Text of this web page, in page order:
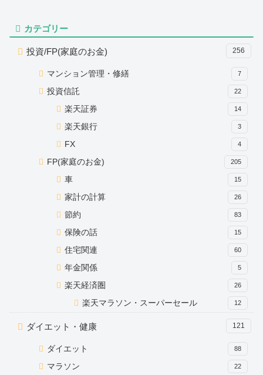
カテゴリー
投資/FP(家庭のお金) 256
マンション管理・修繕 7
投資信託 22
楽天証券 14
楽天銀行 3
FX 4
FP(家庭のお金) 205
車 15
家計の計算 26
節約 83
保険の話 15
住宅関連 60
年金関係 5
楽天経済圏 26
楽天マラソン・スーパーセール 12
ダイエット・健康 121
ダイエット 88
マラソン 22